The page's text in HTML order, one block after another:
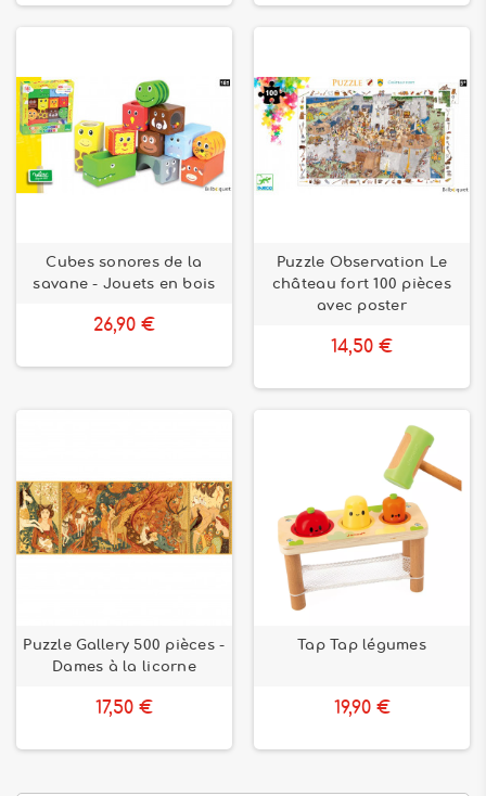
Cubes sonores de la
savane - Jouets en bois
26,90 €
Puzzle Observation Le
château fort 100 pièces
avec poster
14,50 €
Puzzle Gallery 500 pièces -
Dames à la licorne
17,50 €
Tap Tap légumes
19,90 €